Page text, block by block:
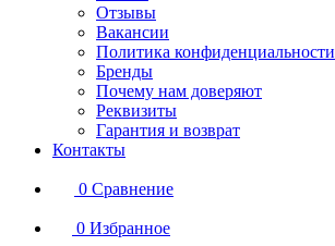
Отзывы
Вакансии
Политика конфиденциальности
Бренды
Почему нам доверяют
Реквизиты
Гарантия и возврат
Контакты
0 Сравнение
0 Избранное